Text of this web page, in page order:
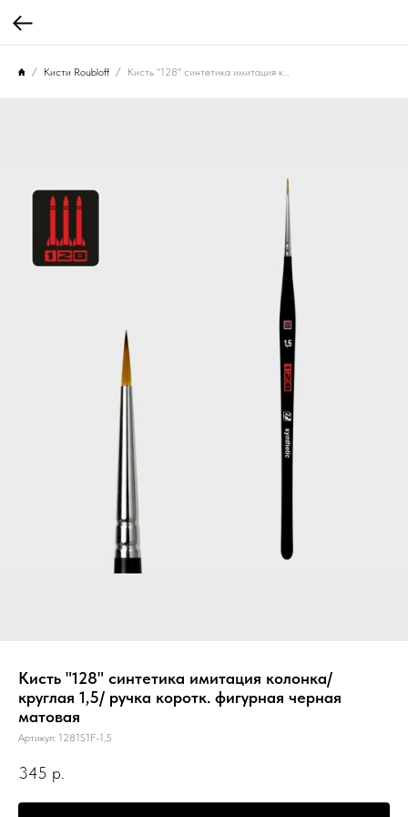
Кисти Roubloff
Кисть "128" синтетика имитация колонка/
круглая 1,5/ ручка коротк. фигурная черная
матовая
Артикул: 1281S1F-1,5
345 р.